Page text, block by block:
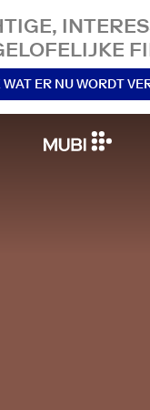
ER NU WORDT